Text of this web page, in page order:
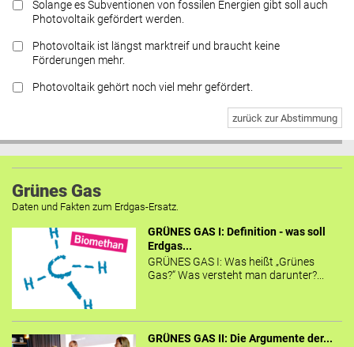
Solange es Subventionen von fossilen Energien gibt soll auch
Photovoltaik gefördert werden.
Photovoltaik ist längst marktreif und braucht keine
Förderungen mehr.
Photovoltaik gehört noch viel mehr gefördert.
zurück zur Abstimmung
Grünes Gas
Daten und Fakten zum Erdgas-Ersatz.
GRÜNES GAS I: Definition - was soll
Erdgas...
GRÜNES GAS I: Was heißt „Grünes
Gas?“ Was versteht man darunter?...
GRÜNES GAS II: Die Argumente der...